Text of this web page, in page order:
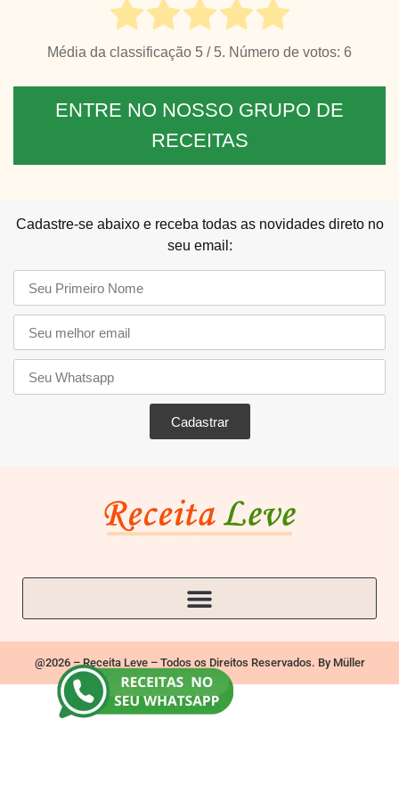
Média da classificação 5 / 5. Número de votos: 6
ENTRE NO NOSSO GRUPO DE
RECEITAS
Cadastre-se abaixo e receba todas as novidades direto no
seu email:
Cadastrar
@2026 – Receita Leve – Todos os Direitos Reservados. By Müller